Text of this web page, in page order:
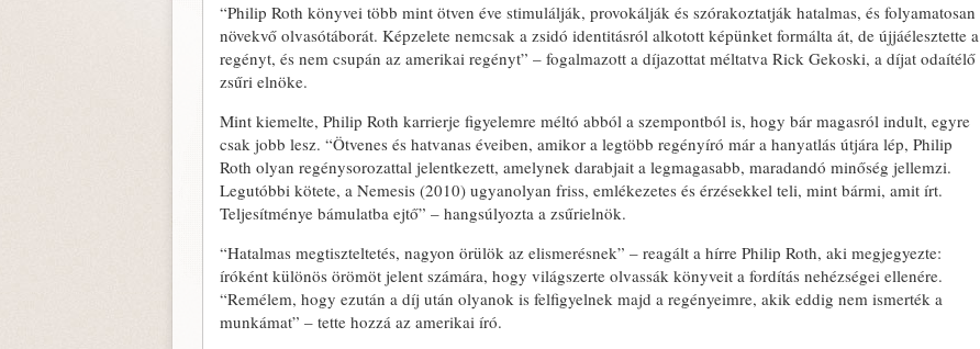
“Philip Roth könyvei több mint ötven éve stimulálják, provokálják és szórakoztatják hatalmas, és folyamatosan
növekvő olvasótáborát. Képzelete nemcsak a zsidó identitásról alkotott képünket formálta át, de újjáélesztette a
regényt, és nem csupán az amerikai regényt” – fogalmazott a díjazottat méltatva Rick Gekoski, a díjat odaítélő
zsűri elnöke.
Mint kiemelte, Philip Roth karrierje figyelemre méltó abból a szempontból is, hogy bár magasról indult, egyre
csak jobb lesz. “Ötvenes és hatvanas éveiben, amikor a legtöbb regényíró már a hanyatlás útjára lép, Philip
Roth olyan regénysorozattal jelentkezett, amelynek darabjait a legmagasabb, maradandó minőség jellemzi.
Legutóbbi kötete, a Nemesis (2010) ugyanolyan friss, emlékezetes és érzésekkel teli, mint bármi, amit írt.
Teljesítménye bámulatba ejtő” – hangsúlyozta a zsűrielnök.
“Hatalmas megtiszteltetés, nagyon örülök az elismerésnek” – reagált a hírre Philip Roth, aki megjegyezte:
íróként különös örömöt jelent számára, hogy világszerte olvassák könyveit a fordítás nehézségei ellenére.
“Remélem, hogy ezután a díj után olyanok is felfigyelnek majd a regényeimre, akik eddig nem ismerték a
munkámat” – tette hozzá az amerikai író.